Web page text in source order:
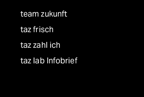
team zukunft
taz frisch
taz zahl ich
taz lab Infobrief